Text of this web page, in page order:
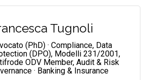
Tugnoli
(PhD) · Compliance, Data
(DPO), Modelli 231/2001,
ODV Member, Audit & Risk
· Banking & Insurance